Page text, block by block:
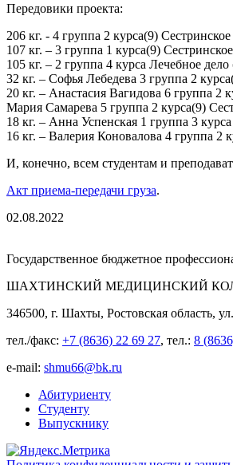
Передовики проекта:
206 кг. - 4 группа 2 курса(9)
107 кг. – 3 группа 1 курса(9)
105 кг. – 2 группа 4 курса Лечебное
32 кг. – Софья Лебедева 3 группа 2
20 кг. – Анастасия Вагидова 6 группа 2
Мария Самарева 5 группа 2 курса(9)
18 кг. – Анна Успенская 1 группа 3
16 кг. – Валерия Коновалова 4 группа 2
И, конечно, всем студентам и
Акт приема-передачи груза.
02.08.2022
Государственное бюджетное
ШАХТИНСКИЙ МЕДИЦИНСКИЙ
346500, г. Шахты, Ростовская область,
тел./факс: +7 (8636) 22 69 27, тел.: 8
e-mail: shmu66@bk.ru
Абитуриенту
Студенту
Выпускнику